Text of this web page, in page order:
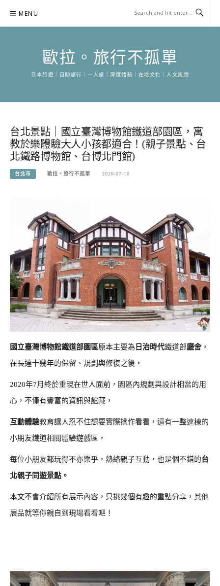
content
MENU
歐拉。旅行不孤單
日本旅遊｜自助旅行｜一人旅｜深度體驗｜在地文化｜人文風情
台北景點｜國立臺灣博物館鐵道部園區，寓
教於樂體驗大人小孩都適合！(親子景點、台
北鐵路博物館、台博北門館)
台北市 歐拉。旅行不孤單 2020-07-10
國立臺灣博物館鐵道部園區原本主要為 日治時代鐵道部廳舍 ，
在長達十幾年的保留、規劃與修復之後，
2020年7月終於重現在世人面前，園區內規劃與設計相當的用
心，不僅有豐富的資訊與館藏，
互動體驗教育讓人忍不住想要實際操作看看，還有一整連棟的
小朋友鐵道相關體驗遊戲區，
每位小朋友都玩得不亦樂乎，熱絡親子互動，也是個不錯的台
北親子同遊景點。
本文不會介紹所有展示內容，只挑幾個有趣的重點分享，其他
展品就等你親自到現場看看吧！